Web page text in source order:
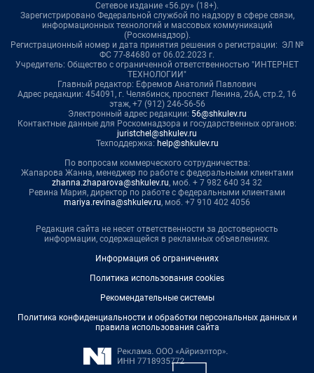
Сетевое издание «56.ру» (18+).
Зарегистрировано Федеральной службой по надзору в сфере связи,
информационных технологий и массовых коммуникаций
(Роскомнадзор).
Регистрационный номер и дата принятия решения о регистрации: ЭЛ №
ФС 77-84680 от 06.02.2023 г.
Учредитель: Общество с ограниченной ответственностью "ИНТЕРНЕТ
ТЕХНОЛОГИИ"
Главный редактор: Ефремов Анатолий Павлович
Адрес редакции: 454091, г. Челябинск, проспект Ленина, 26А, стр.2, 16
этаж, +7 (912) 246-56-56
Электронный адрес редакции: 56@shkulev.ru
Контактные данные для Роскомнадзора и государственных органов:
juristchel@shkulev.ru
Техподдержка: help@shkulev.ru
По вопросам коммерческого сотрудничества:
Жапарова Жанна, менеджер по работе с федеральными клиентами
zhanna.zhaparova@shkulev.ru, моб. + 7 982 640 34 32
Ревина Мария, директор по работе с федеральными клиентами
mariya.revina@shkulev.ru, моб. +7 910 402 4056
Редакция сайта не несет ответственности за достоверность
информации, содержащейся в рекламных объявлениях.
Информация об ограничениях
Политика использования cookies
Рекомендательные системы
Политика конфиденциальности и обработки персональных данных и
правила использования сайта